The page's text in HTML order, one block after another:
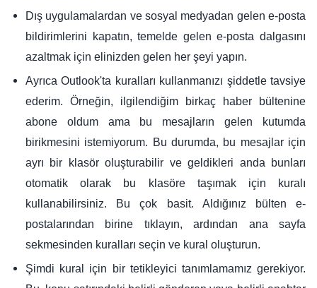
Dış uygulamalardan ve sosyal medyadan gelen e-posta
bildirimlerini kapatın, temelde gelen e-posta dalgasını
azaltmak için elinizden gelen her şeyi yapın.
Ayrıca Outlook'ta kuralları kullanmanızı şiddetle tavsiye
ederim. Örneğin, ilgilendiğim birkaç haber bültenine
abone oldum ama bu mesajların gelen kutumda
birikmesini istemiyorum. Bu durumda, bu mesajlar için
ayrı bir klasör oluşturabilir ve geldikleri anda bunları
otomatik olarak bu klasöre taşımak için kuralı
kullanabilirsiniz. Bu çok basit. Aldığınız bülten e-
postalarından birine tıklayın, ardından ana sayfa
sekmesinden kuralları seçin ve kural oluşturun.
Şimdi kural için bir tetikleyici tanımlamamız gerekiyor.